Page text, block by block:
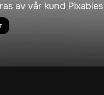
av vår kund